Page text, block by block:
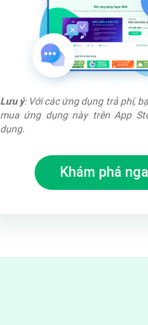
Lưu ý: Với các ứng dụng trả phí,
mua ứng dụng này trên App
dụng.
Khám phá